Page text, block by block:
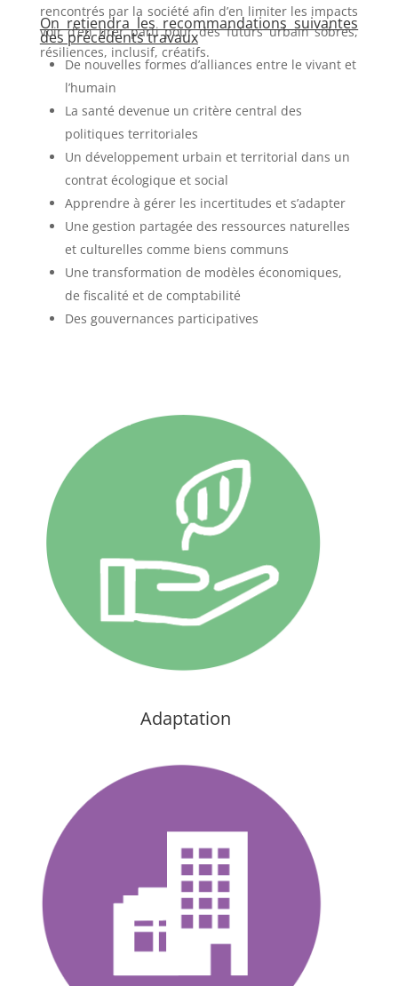
rencontrés par la société afin d’en limiter les impacts
voir d’en tirer parti pour des futurs urbain sobres,
résiliences, inclusif, créatifs.
On retiendra les recommandations suivantes
des précédents travaux
De nouvelles formes d’alliances entre le vivant et
l’humain
La santé devenue un critère central des
politiques territoriales
Un développement urbain et territorial dans un
contrat écologique et social
Apprendre à gérer les incertitudes et s’adapter
Une gestion partagée des ressources naturelles
et culturelles comme biens communs
Une transformation de modèles économiques,
de fiscalité et de comptabilité
Des gouvernances participatives
Adaptation